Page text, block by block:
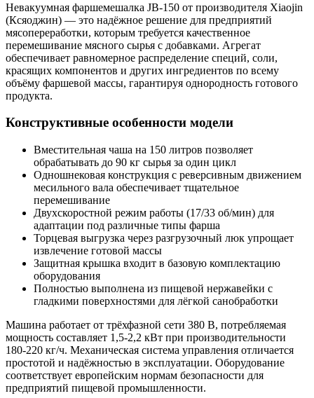
Невакуумная фаршемешалка JB-150 от производителя Xiaojin
(Ксяоджин) — это надёжное решение для предприятий
мясопереработки, которым требуется качественное
перемешивание мясного сырья с добавками. Агрегат
обеспечивает равномерное распределение специй, соли,
красящих компонентов и других ингредиентов по всему
объёму фаршевой массы, гарантируя однородность готового
продукта.
Конструктивные особенности модели
Вместительная чаша на 150 литров позволяет
обрабатывать до 90 кг сырья за один цикл
Одношнековая конструкция с реверсивным движением
месильного вала обеспечивает тщательное
перемешивание
Двухскоростной режим работы (17/33 об/мин) для
адаптации под различные типы фарша
Торцевая выгрузка через разгрузочный люк упрощает
извлечение готовой массы
Защитная крышка входит в базовую комплектацию
оборудования
Полностью выполнена из пищевой нержавейки с
гладкими поверхностями для лёгкой санобработки
Машина работает от трёхфазной сети 380 В, потребляемая
мощность составляет 1,5-2,2 кВт при производительности
180-220 кг/ч. Механическая система управления отличается
простотой и надёжностью в эксплуатации. Оборудование
соответствует европейским нормам безопасности для
предприятий пищевой промышленности.